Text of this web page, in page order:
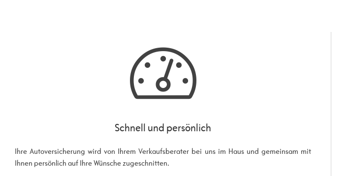
Schnell und persönlich
Ihre Autoversicherung wird von Ihrem Verkaufsberater bei uns im Haus und gemeinsam mit
Ihnen persönlich auf Ihre Wünsche zugeschnitten.